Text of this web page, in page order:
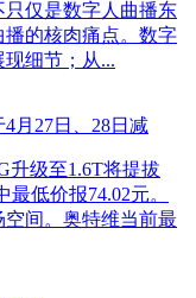
仅是数字人曲播东
的核肉痛点。数字
细节；从...
月27日、28日减
升级至1.6T将提拔
低价报74.02元。
间。奥特维当前最